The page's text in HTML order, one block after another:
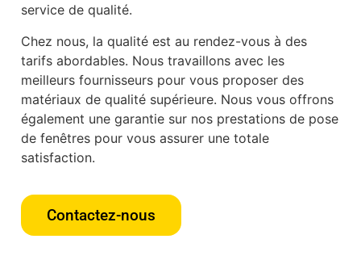
service de qualité.
Chez nous, la qualité est au rendez-vous à des
tarifs abordables. Nous travaillons avec les
meilleurs fournisseurs pour vous proposer des
matériaux de qualité supérieure. Nous vous offrons
également une garantie sur nos prestations de pose
de fenêtres pour vous assurer une totale
satisfaction.
Contactez-nous